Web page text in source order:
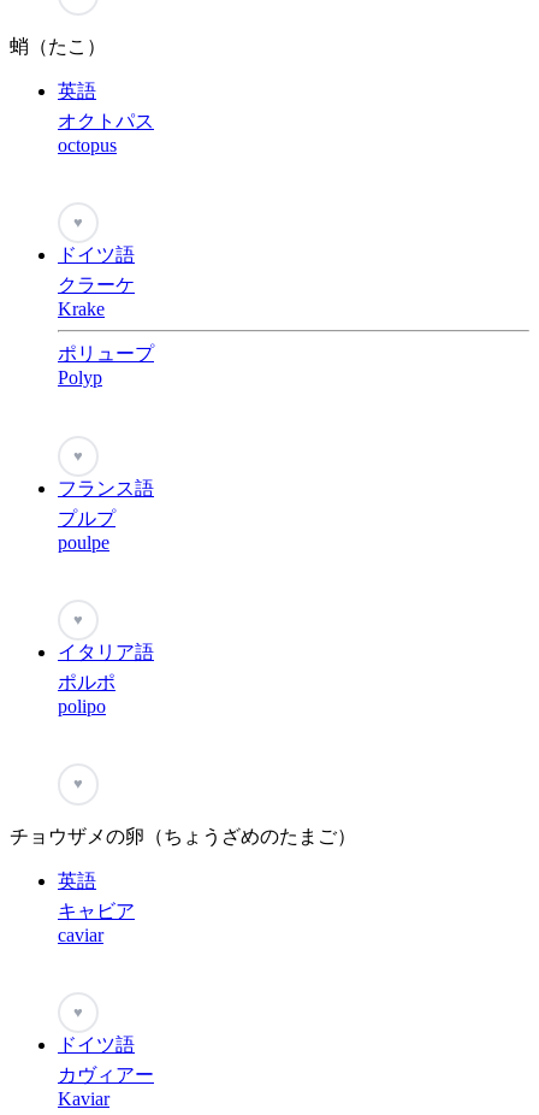
蛸（たこ）
英語
オクトパス
octopus
♥
ドイツ語
クラーケ
Krake
ポリュープ
Polyp
♥
フランス語
プルプ
poulpe
♥
イタリア語
ポルポ
polipo
♥
チョウザメの卵（ちょうざめのたまご）
英語
キャビア
caviar
♥
ドイツ語
カヴィアー
Kaviar